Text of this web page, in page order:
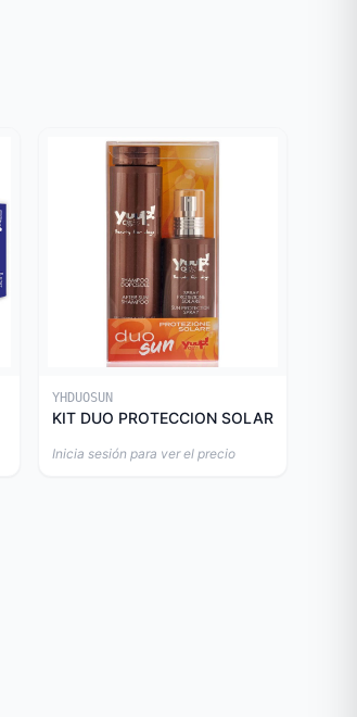
YHDUOSUN
KIT DUO PROTECCION SOLAR
Inicia sesión para ver el precio